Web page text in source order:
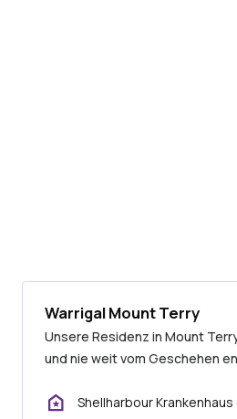
Warrigal Mount Terry
Unsere Residenz in Mount
und nie weit vom Geschehen
Shellharbour Krankenhaus